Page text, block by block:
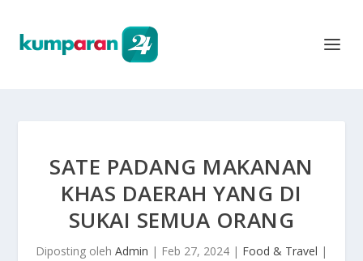
SATE PADANG MAKANAN
KHAS DAERAH YANG DI
SUKAI SEMUA ORANG
Diposting oleh Admin | Feb 27, 2024 | Food & Travel |